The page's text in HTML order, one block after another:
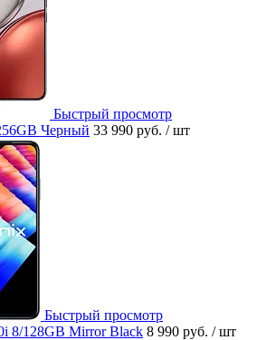
Быстрый просмотр
Черный 33 990 руб. / шт
Быстрый просмотр
8/128GB Mirror Black 8 990 руб. / шт